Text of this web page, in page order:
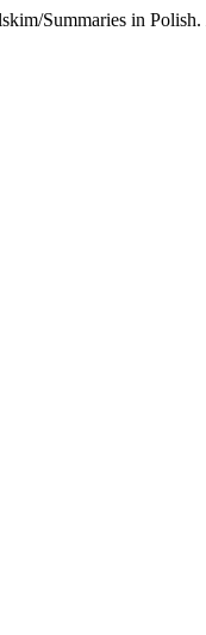
Summaries in Polish.